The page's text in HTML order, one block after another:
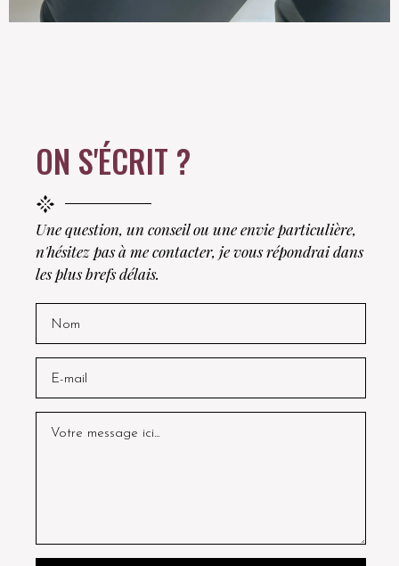
ON S'ÉCRIT ?
Une question, un conseil ou une envie particulière,
n'hésitez pas à me contacter, je vous répondrai dans
les plus brefs délais.